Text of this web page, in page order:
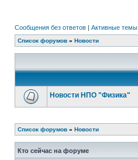
Сообщения без ответов | Активные темы
Список форумов » Новости
Новости НПО "Физика"
Список форумов » Новости
Кто сейчас на форуме